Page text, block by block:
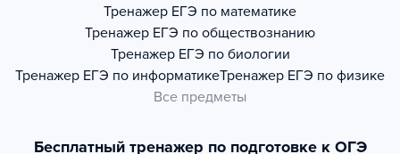
Тренажер ЕГЭ по математике
Тренажер ЕГЭ по обществознанию
Тренажер ЕГЭ по биологии
Тренажер ЕГЭ по информатикеТренажер ЕГЭ по физике
Все предметы
Бесплатный тренажер по подготовке к ОГЭ